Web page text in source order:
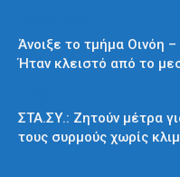
Άνοιξε το τμήμα Οινόη
Ήταν κλειστό από το
ΣΤΑ.ΣΥ.: Ζητούν μέτρα
τους συρμούς χωρίς